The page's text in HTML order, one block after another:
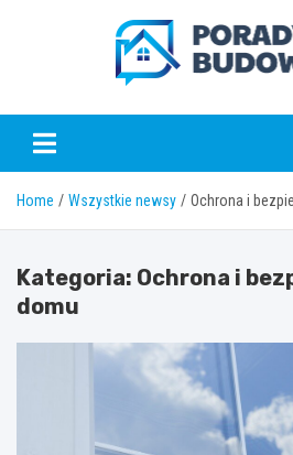
Home Wszystkie newsy Ochrona i
Kategoria: Ochrona i
domu